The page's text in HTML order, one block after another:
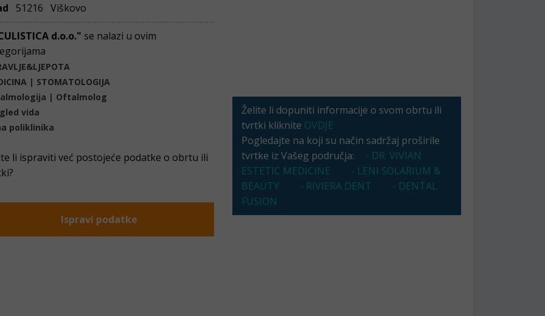
51216 Viškovo
d.o.o." se nalazi u ovim
| STOMATOLOGIJA
| Oftalmolog
vida
poliklinika
li ispraviti već postojeće podatke o obrtu ili
Ispravi podatke
Želite li dopuniti informacije o svom obrtu ili
tvrtki kliknite OVDJE
Pogledajte na koji su način sadržaj proširile
tvrtke iz Vašeg područja:
- DR. VIVIAN
ESTETIC MEDICINE
- LENI SOLARIUM &
BEAUTY
- RIVIERA DENT
- DENTAL
FUSION